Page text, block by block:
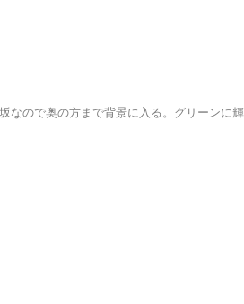
なので奥の方まで背景に入る。グリーンに輝